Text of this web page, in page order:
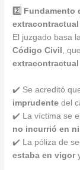
2️⃣
El juzgado basa
Código Civil ,
extracontractual
✔️ Se acreditó
imprudente del
✔️ La víctima se
no incurrió en
✔️ La póliza de
estaba en vigor